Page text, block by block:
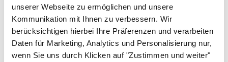
unserer Webseite zu ermöglichen und unsere
Kommunikation mit Ihnen zu verbessern. Wir
berücksichtigen hierbei Ihre Präferenzen und verarbeiten
Daten für Marketing, Analytics und Personalisierung nur,
wenn Sie uns durch Klicken auf "Zustimmen und weiter"